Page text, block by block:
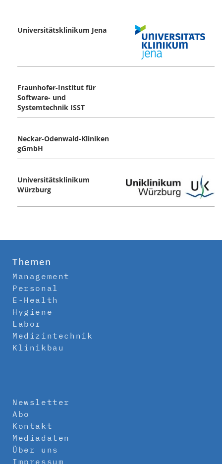
Universitätsklinikum Jena
Fraunhofer-Institut für
Software- und
Systemtechnik ISST
Neckar-Odenwald-Kliniken
gGmbH
Universitätsklinikum
Würzburg
Themen
Management
Personal
E-Health
Hygiene
Labor
Medizintechnik
Klinikbau
Newsletter
Abo
Kontakt
Mediadaten
Über uns
Impressum